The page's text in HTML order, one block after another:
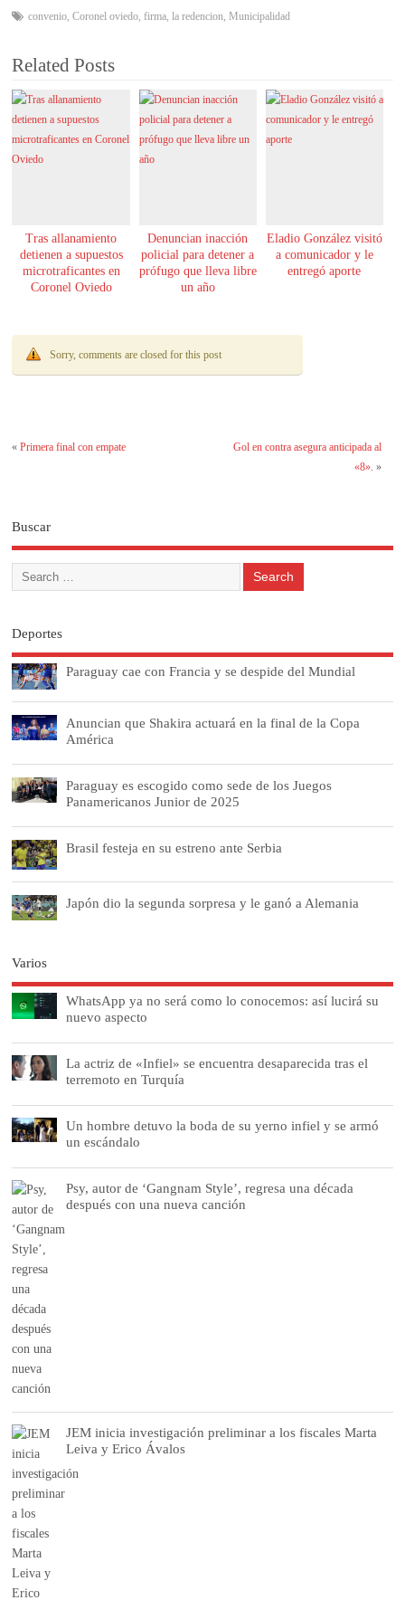
convenio ,Coronel oviedo firma ,la redencion ,Municipalidad
Related Posts
Tras allanamiento
detienen a supuestos
microtraficantes en
Coronel Oviedo
Denuncian inacción
policial para detener a
prófugo que lleva libre
un año
Eladio González visitó
a comunicador y le
entregó aporte
Sorry, comments are closed for this post
«Primera final con empate
Gol en contra asegura anticipada al
«8». »
Buscar
Deportes
Paraguay cae con Francia y se despide del Mundial
Anuncian que Shakira actuará en la final de la Copa
América
Paraguay es escogido como sede de los Juegos
Panamericanos Junior de 2025
Brasil festeja en su estreno ante Serbia
Japón dio la segunda sorpresa y le ganó a Alemania
Varios
WhatsApp ya no será como lo conocemos: así lucirá su
nuevo aspecto
La actriz de «Infiel» se encuentra desaparecida tras el
terremoto en Turquía
Un hombre detuvo la boda de su yerno infiel y se armó
un escándalo
Psy, autor de ‘Gangnam Style’, regresa una década
después con una nueva canción
JEM inicia investigación preliminar a los fiscales Marta
Leiva y Erico Ávalos